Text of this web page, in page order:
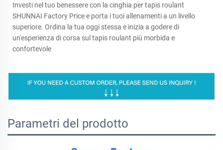
Investi nel tuo benessere con la cinghia per tapis roulant
SHUNNAI Factory Price e porta i tuoi allenamenti a un livello
superiore. Ordina la tua oggi stessa e inizia a godere di
un'esperienza di corsa sul tapis roulant più morbida e
confortevole
Parametri del prodotto